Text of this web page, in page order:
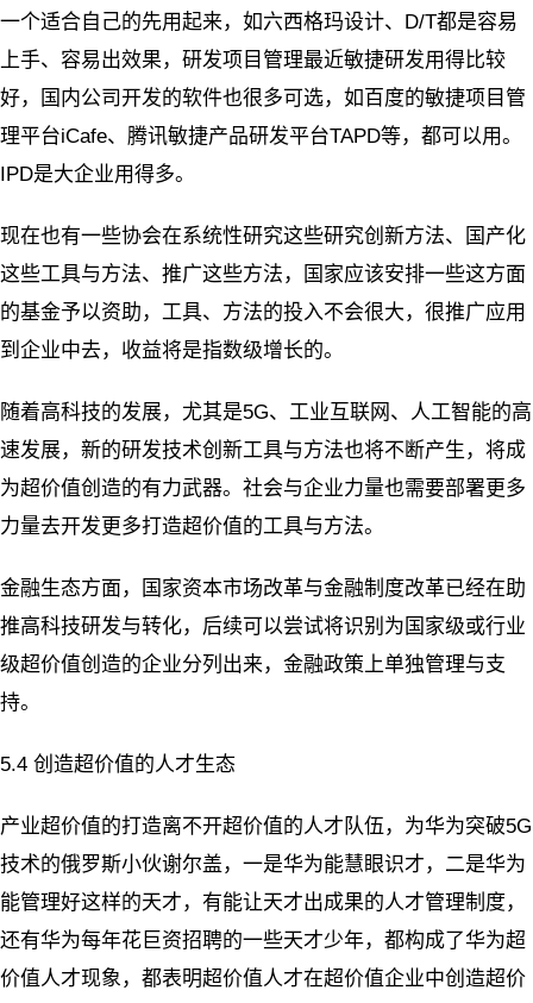
一个适合自己的先用起来，如六西格玛设计、D/T都是容易
上手、容易出效果，研发项目管理最近敏捷研发用得比较
好，国内公司开发的软件也很多可选，如百度的敏捷项目管
理平台iCafe、腾讯敏捷产品研发平台TAPD等，都可以用。
IPD是大企业用得多。
现在也有一些协会在系统性研究这些研究创新方法、国产化
这些工具与方法、推广这些方法，国家应该安排一些这方面
的基金予以资助，工具、方法的投入不会很大，很推广应用
到企业中去，收益将是指数级增长的。
随着高科技的发展，尤其是5G、工业互联网、人工智能的高
速发展，新的研发技术创新工具与方法也将不断产生，将成
为超价值创造的有力武器。社会与企业力量也需要部署更多
力量去开发更多打造超价值的工具与方法。
金融生态方面，国家资本市场改革与金融制度改革已经在助
推高科技研发与转化，后续可以尝试将识别为国家级或行业
级超价值创造的企业分列出来，金融政策上单独管理与支
持。
5.4 创造超价值的人才生态
产业超价值的打造离不开超价值的人才队伍，为华为突破5G
技术的俄罗斯小伙谢尔盖，一是华为能慧眼识才，二是华为
能管理好这样的天才，有能让天才出成果的人才管理制度，
还有华为每年花巨资招聘的一些天才少年，都构成了华为超
价值人才现象，都表明超价值人才在超价值企业中创造超价